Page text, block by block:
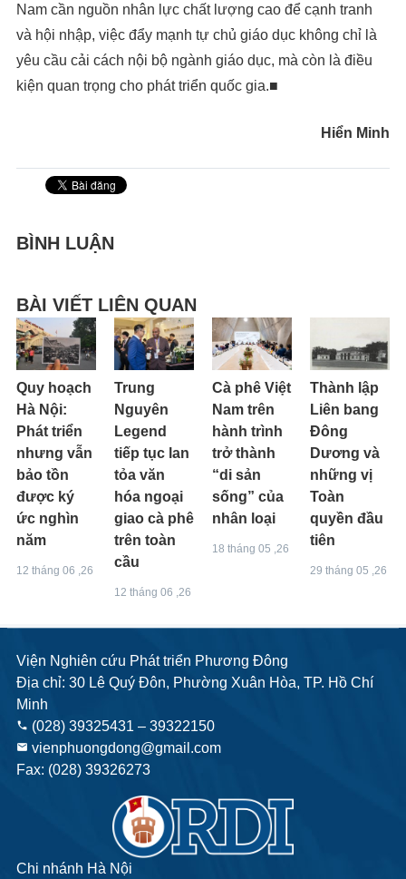
Nam cần nguồn nhân lực chất lượng cao để cạnh tranh
và hội nhập, việc đẩy mạnh tự chủ giáo dục không chỉ là
yêu cầu cải cách nội bộ ngành giáo dục, mà còn là điều
kiện quan trọng cho phát triển quốc gia.■
Hiển Minh
BÌNH LUẬN
BÀI VIẾT LIÊN QUAN
Quy hoạch
Hà Nội:
Phát triển
nhưng vẫn
bảo tồn
được ký
ức nghìn
năm
12 tháng 06 ,26
Trung
Nguyên
Legend
tiếp tục lan
tỏa văn
hóa ngoại
giao cà phê
trên toàn
cầu
12 tháng 06 ,26
Cà phê Việt
Nam trên
hành trình
trở thành
“di sản
sống” của
nhân loại
18 tháng 05 ,26
Thành lập
Liên bang
Đông
Dương và
những vị
Toàn
quyền đầu
tiên
29 tháng 05 ,26
Viện Nghiên cứu Phát triển Phương Đông
Địa chỉ: 30 Lê Quý Đôn, Phường Xuân Hòa, TP. Hồ Chí
Minh
phone (028) 39325431 – 39322150
email vienphuongdong@gmail.com
Fax: (028) 39326273
Chi nhánh Hà Nội